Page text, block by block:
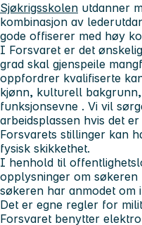
Sjøkrigsskolen utdanner
kombinasjon av
gode offiserer med høy
I Forsvaret er det
grad skal gjenspeile
oppfordrer kvalifiserte
kjønn, kulturell
funksjonsevne . Vi vil
arbeidsplassen hvis det
Forsvarets stillinger kan
fysisk skikkethet.
I henhold til
opplysninger om
søkeren har anmodet om
Det er egne regler for
Forsvaret benytter